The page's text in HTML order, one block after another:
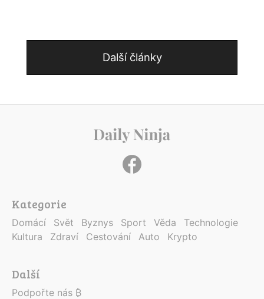
Další články
Kategorie
Domácí Svět Byznys Sport Věda
Technologie
Kultura
Zdraví Cestování Auto Krypto
Další
Podpořte nás ₿